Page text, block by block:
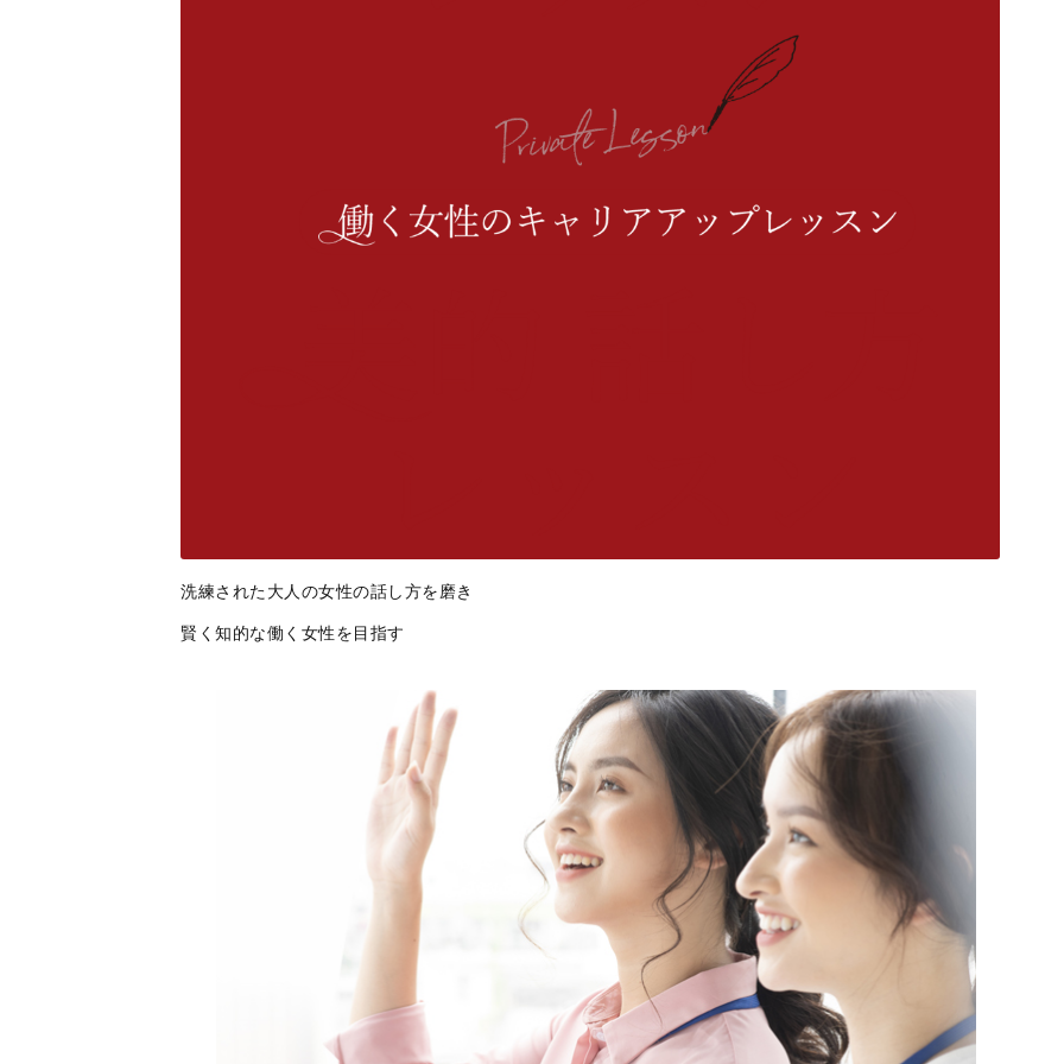
洗練された大人の女性の話し方を磨き
賢く知的な働く女性を目指す